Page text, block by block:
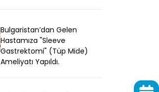
Bulgaristan’dan Gelen
Hastamıza "Sleeve
Gastrektomi" (Tüp Mide)
Ameliyatı Yapıldı.